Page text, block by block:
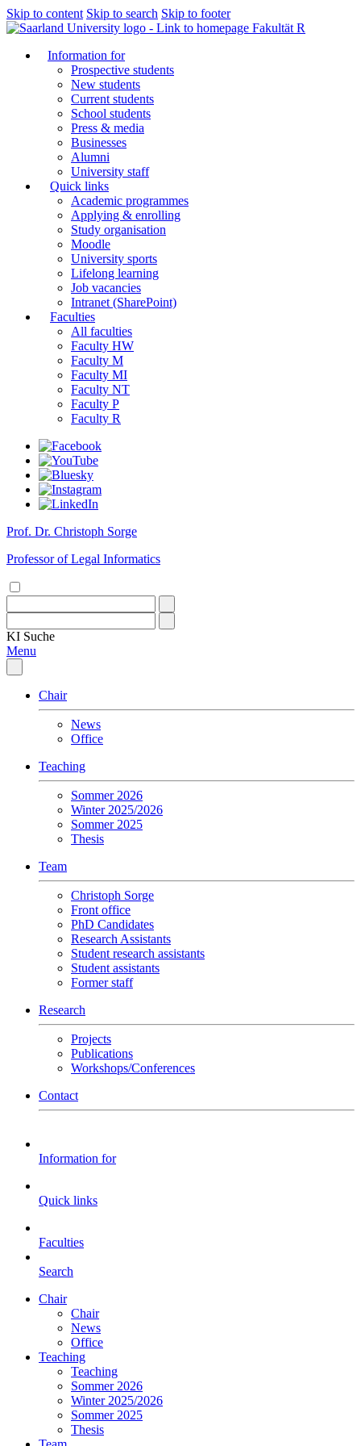
Skip to content Skip to search Skip to footer
Fakultät R
Information for
Prospective students
New students
Current students
School students
Press & media
Businesses
Alumni
University staff
Quick links
Academic programmes
Applying & enrolling
Study organisation
Moodle
University sports
Lifelong learning
Job vacancies
Intranet (SharePoint)
Faculties
All faculties
Faculty HW
Faculty M
Faculty MI
Faculty NT
Faculty P
Faculty R
Prof. Dr. Christoph Sorge
Professor of Legal Informatics
KI Suche
Menu
Chair
News
Office
Teaching
Sommer 2026
Winter 2025/2026
Sommer 2025
Thesis
Team
Christoph Sorge
Front office
PhD Candidates
Research Assistants
Student research assistants
Student assistants
Former staff
Research
Projects
Publications
Workshops/Conferences
Contact
Information for
Quick links
Faculties
Search
Chair
Chair
News
Office
Teaching
Teaching
Sommer 2026
Winter 2025/2026
Sommer 2025
Thesis